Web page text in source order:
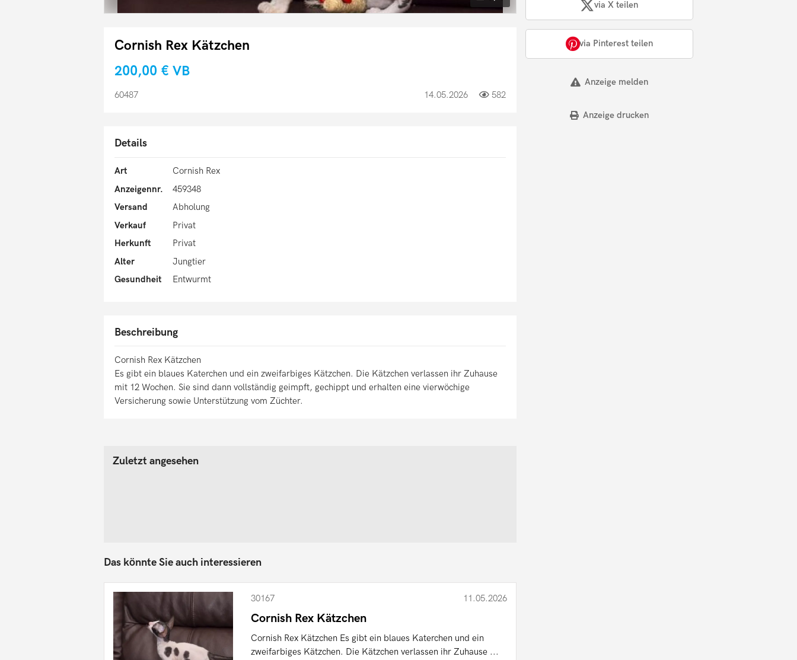
Cornish Rex Kätzchen
200,00 € VB
60487 14.05.2026 582
Details
Art
Cornish Rex
Anzeigennr.
459348
Versand
Abholung
Verkauf
Privat
Herkunft
Privat
Alter
Jungtier
Gesundheit
Entwurmt
Beschreibung
Cornish Rex Kätzchen
Es gibt ein blaues Katerchen und ein zweifarbiges Kätzchen. Die Kätzchen verlassen ihr Zuhause
mit 12 Wochen. Sie sind dann vollständig geimpft, gechippt und erhalten eine vierwöchige
Versicherung sowie Unterstützung vom Züchter.
via X teilen
via Pinterest teilen
Anzeige melden
Anzeige drucken
Zuletzt angesehen
Das könnte Sie auch interessieren
30167 11.05.2026
Cornish Rex Kätzchen
Cornish Rex Kätzchen Es gibt ein blaues Katerchen und ein
zweifarbiges Kätzchen. Die Kätzchen verlassen ihr Zuhause ...